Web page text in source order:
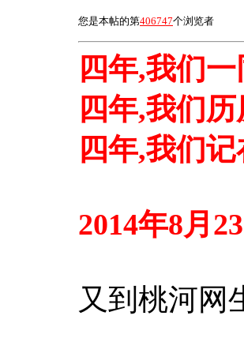
您是本帖的第406747个浏览者
四年,我们
四年,我们
四年,我们
2014年8月
又到桃河网